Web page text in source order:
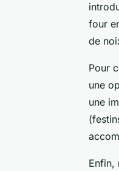
four
de
Pour
une
une
Enfin,